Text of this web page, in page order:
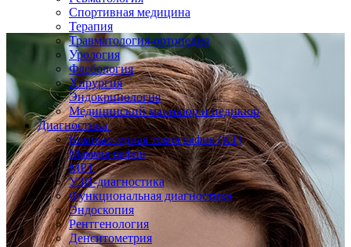
Спортивная медицина
Терапия
Травматология-ортопедия
Урология
Флебология
Хирургия
Эндокринология
Медицинский маникюр и педикюр
Диагностика
Компьютерная томография (КТ)
Маммография
МРТ
УЗИ-диагностика
Функциональная диагностика
Эндоскопия
Рентгенология
Денситометрия